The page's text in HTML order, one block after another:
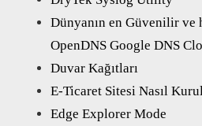
Dünyanın en Güvenilir ve
OpenDNS Google DNS
Duvar Kağıtları
E-Ticaret Sitesi Nasıl
Edge Explorer Mode